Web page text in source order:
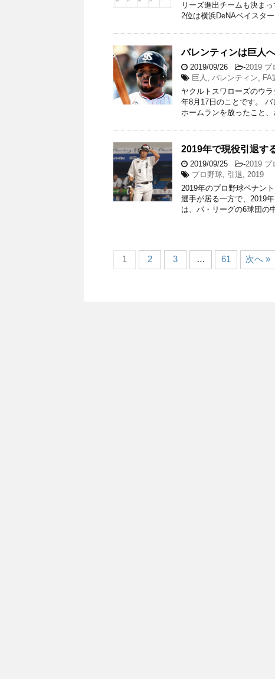
リーズ進出チームも決ま
2位は横浜DeNAベイスタ
バレンティンは巨人
2019/09/26 -2019 プ
巨人 , バレンティン, FA
ヤクルトスワローズのウ
年8月17日のことです。
ホームランを放ったこと
2019年で現役引退す
2019/09/25 -2019 プ
プロ野球, 引退, 2019
2019年のプロ野球ペナン
選手が居る一方で、2019
は、パ・リーグの6球団の
1 2 3 … 61 次へ »